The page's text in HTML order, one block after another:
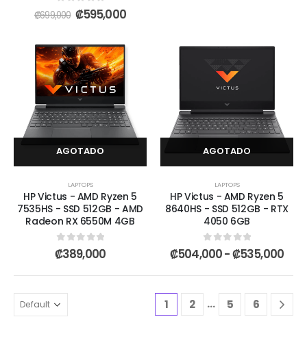
0out of 5
₡699,000 ₡595,000
AGOTADO
LAPTOPS
HP Victus - AMD Ryzen 5
7535HS - SSD 512GB - AMD
Radeon RX 6550M 4GB
0out of 5
₡389,000
AGOTADO
LAPTOPS
HP Victus - AMD Ryzen 5
8640HS - SSD 512GB - RTX
4050 6GB
0out of 5
₡504,000-₡535,000
1 2 … 5 6